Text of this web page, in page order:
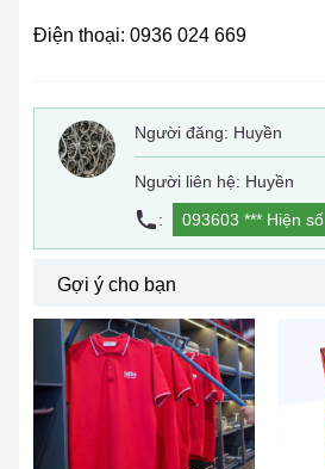
Điện thoại: 0936 024 669
Người đăng: Huyền
Người liên hệ: Huyền
:
093603 *** Hiện số
Gợi ý cho bạn